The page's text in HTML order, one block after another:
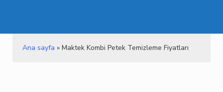
Ana sayfa » Maktek Kombi Petek Temizleme Fiyatları